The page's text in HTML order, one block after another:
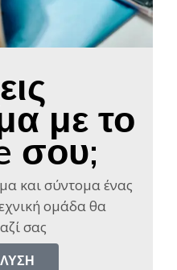
με το
σου;
και σύντομα ένας
ομάδα θα
σας​